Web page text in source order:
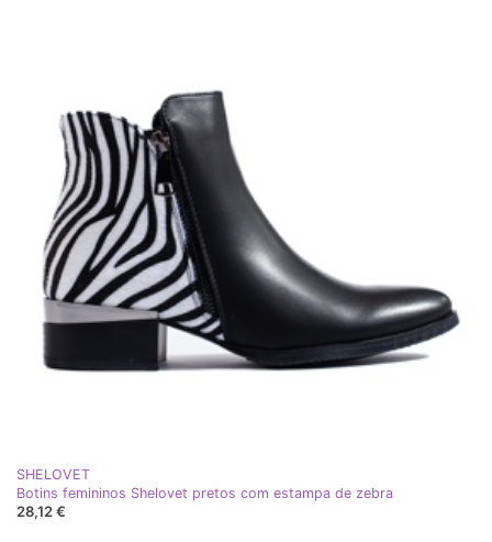
SHELOVET
Botins femininos Shelovet pretos com estampa de zebra
28,12 €